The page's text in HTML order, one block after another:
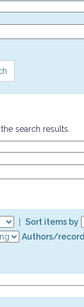
search results.
Sort items by
Authors/record